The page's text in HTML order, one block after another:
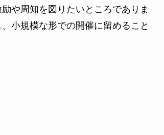
や周知を図りたいところでありま
小規模な形での開催に留めること